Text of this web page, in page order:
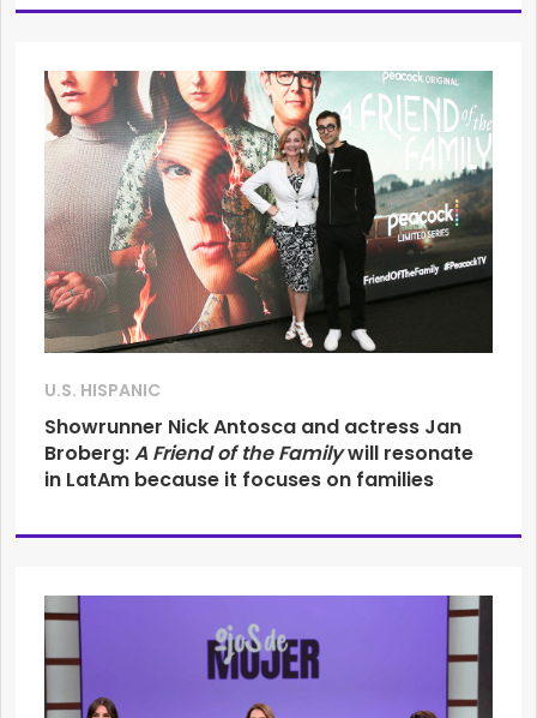
U.S. HISPANIC
Showrunner Nick Antosca and actress Jan
Broberg:A Friend of the Familywill resonate
in LatAm because it focuses on families